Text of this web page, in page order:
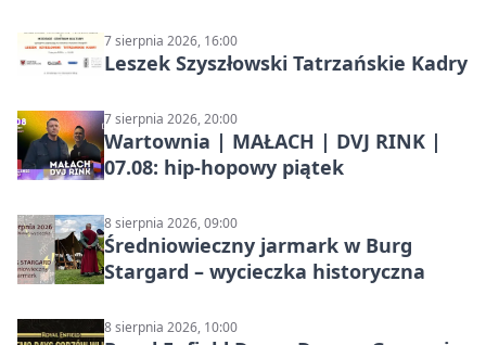
7 sierpnia 2026, 16:00
Leszek Szyszłowski Tatrzańskie Kadry
7 sierpnia 2026, 20:00
Wartownia | MAŁACH | DVJ RINK |
07.08: hip-hopowy piątek
8 sierpnia 2026, 09:00
Średniowieczny jarmark w Burg
Stargard – wycieczka historyczna
8 sierpnia 2026, 10:00